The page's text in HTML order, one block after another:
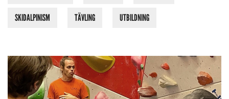
SKIDALPINISM TÄVLING UTBILDNING